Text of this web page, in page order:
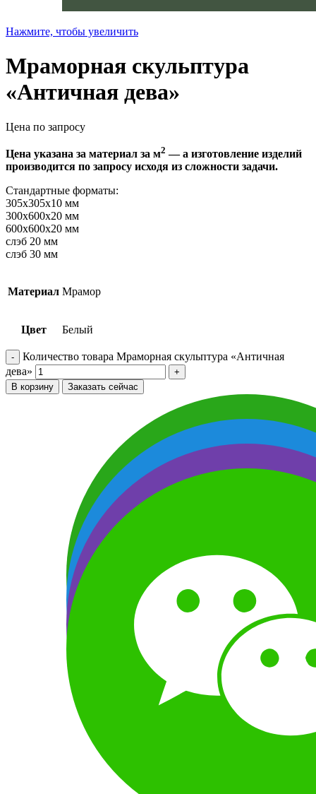
Нажмите, чтобы увеличить
Мраморная скульптура
«Античная дева»
Цена по запросу
Цена указана за материал за м2 — а изготовление изделий
производится по запросу исходя из сложности задачи.
Стандартные форматы:
305х305х10 мм
300х600х20 мм
600х600х20 мм
слэб 20 мм
слэб 30 мм
Материал Мрамор
Цвет Белый
Количество товара Мраморная скульптура «Античная
дева»
В корзину Заказать сейчас